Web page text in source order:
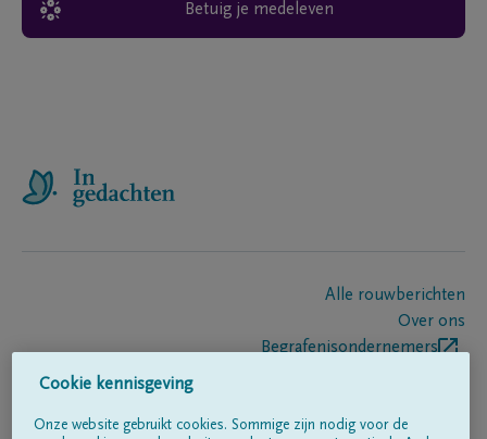
Betuig je medeleven
Alle rouwberichten
Over ons
Begrafenisondernemers
Cookie kennisgeving
Onze website gebruikt cookies. Sommige zijn nodig voor de